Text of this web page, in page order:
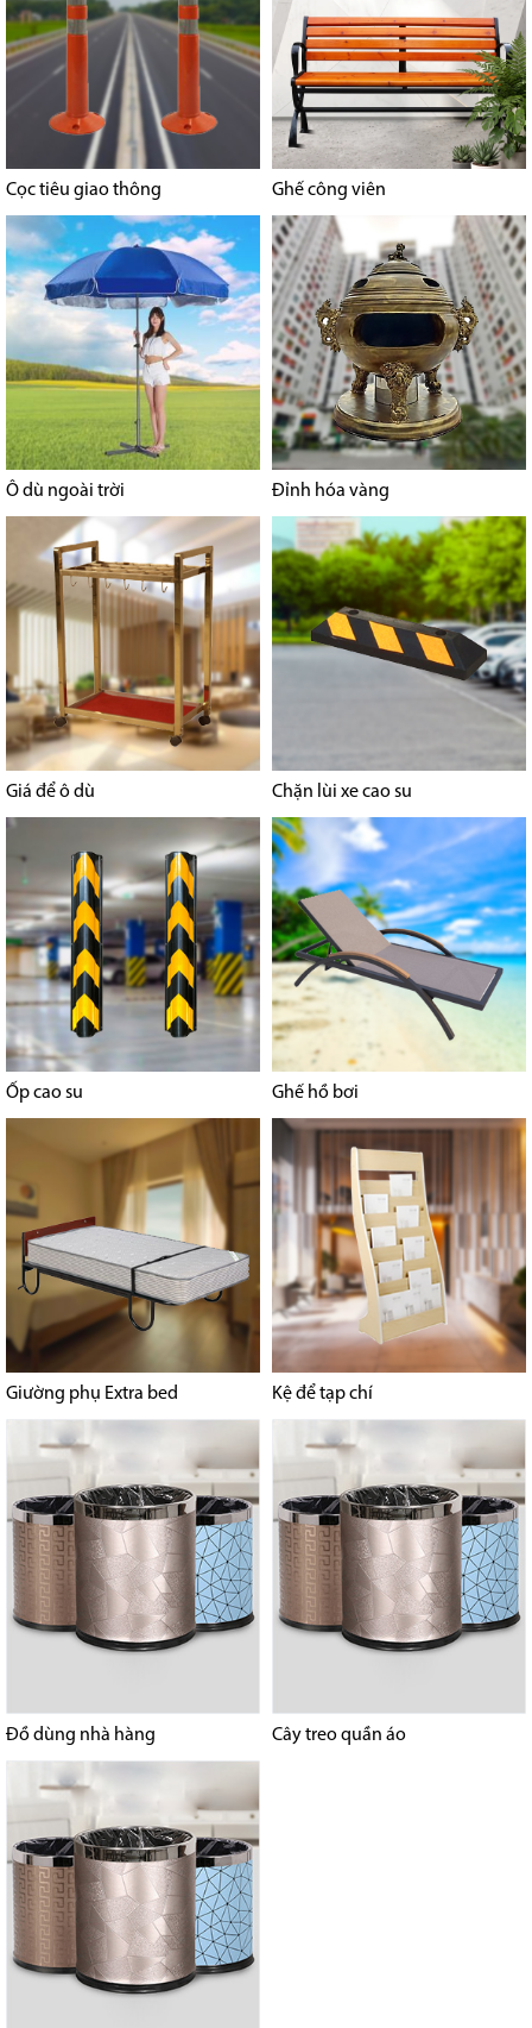
Cọc tiêu giao thông Ghế công viên
Ô dù ngoài trời Đỉnh hóa vàng
Giá để ô dù Chặn lùi xe cao su
Ốp cao su Ghế hồ bơi
Giường phụ Extra bed Kệ để tạp chí
Đồ dùng nhà hàng Cây treo quần áo